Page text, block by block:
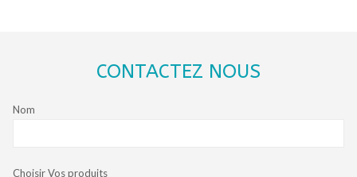
CONTACTEZ NOUS
Nom
Choisir Vos produits